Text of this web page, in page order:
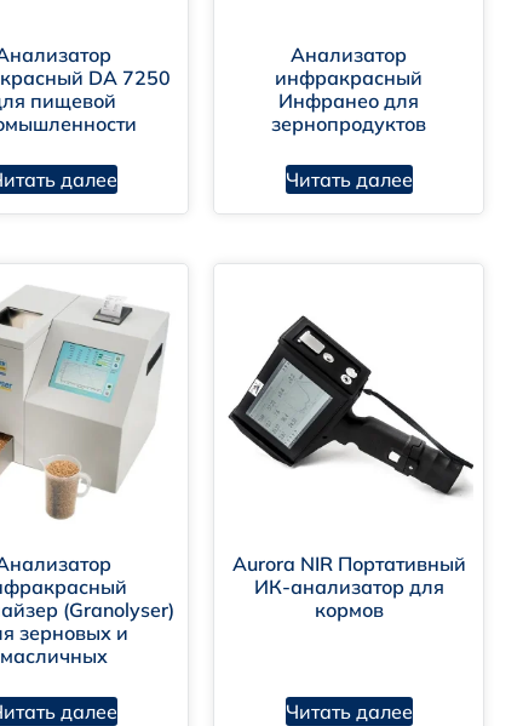
DA 7250
пищевой
далее
Анализатор
инфракрасный
Инфранео для
зернопродуктов
Читать далее
(Granolyser)
зерновых и
масличных
далее
Aurora NIR Портативный
ИК-анализатор для
кормов
Читать далее